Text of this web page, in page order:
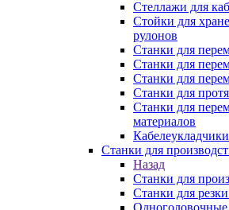
Стеллажи для
Стойки для
рулонов
Станки для
Станки для
Станки для
Станки для
Станки для
материалов
Кабелеукладчики
Станки для
Назад
Станки для
Станки для